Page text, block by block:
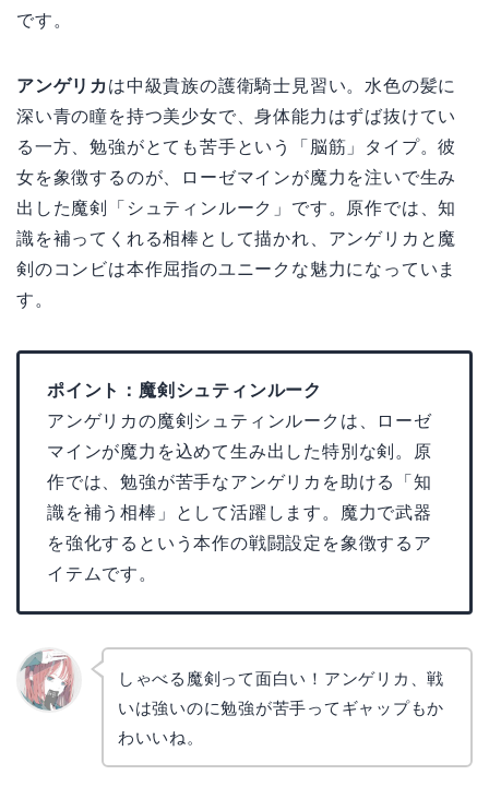
です。
アンゲリカ は中級貴族の護衛騎士見習い。水色の髪に
深い青の瞳を持つ美少女で、身体能力はずば抜けてい
る一方、勉強がとても苦手という「脳筋」タイプ。彼
女を象徴するのが、ローゼマインが魔力を注いで生み
出した魔剣「シュティンルーク」です。原作では、知
識を補ってくれる相棒として描かれ、アンゲリカと魔
剣のコンビは本作屈指のユニークな魅力になっていま
す。
ポイント：魔剣シュティンルーク
アンゲリカの魔剣シュティンルークは、ローゼ
マインが魔力を込めて生み出した特別な剣。原
作では、勉強が苦手なアンゲリカを助ける「知
識を補う相棒」として活躍します。魔力で武器
を強化するという本作の戦闘設定を象徴するア
イテムです。
しゃべる魔剣って面白い！アンゲリカ、戦
いは強いのに勉強が苦手ってギャップもか
わいいね。